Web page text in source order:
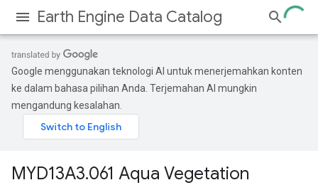
Earth Engine Data Catalog
Google menggunakan teknologi AI untuk menerjemahkan konten
ke dalam bahasa pilihan Anda. Terjemahan AI mungkin
mengandung kesalahan.
MYD13A3.061 Aqua Vegetation